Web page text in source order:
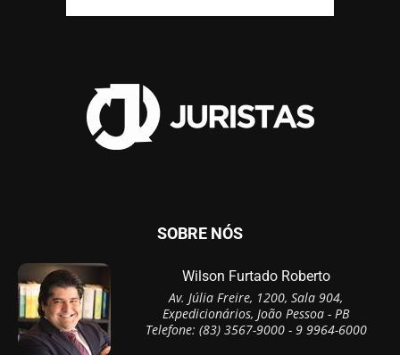
SOBRE NÓS
Wilson Furtado Roberto
Av. Júlia Freire, 1200, Sala 904,
Expedicionários, João Pessoa - PB
Telefone: (83) 3567-9000 - 9 9964-6000